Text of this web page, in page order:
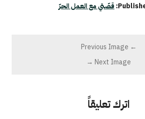
مع العمل الحرّ
Next
تعليقاً